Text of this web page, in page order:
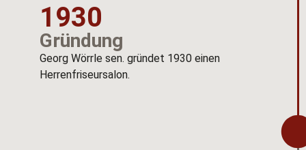
1930
Gründung
Georg Wörrle sen. gründet 1930 einen
Herrenfriseursalon.